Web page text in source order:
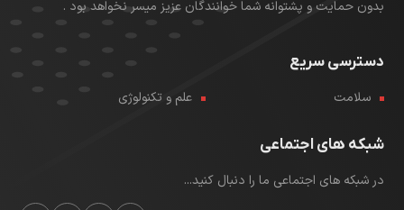
بدون حمایت و پشتوانه شما خوانندگان عزیز میسر نخواهد بود .
دسترسی سریع
سلامت علم و تکنولوژی
شبکه های اجتماعی
در شبکه های اجتماعی ما را دنبال کنید...